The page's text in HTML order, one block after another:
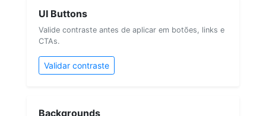
UI Buttons
Valide contraste antes de aplicar em botões, links e
CTAs.
Validar contraste
Backgrounds